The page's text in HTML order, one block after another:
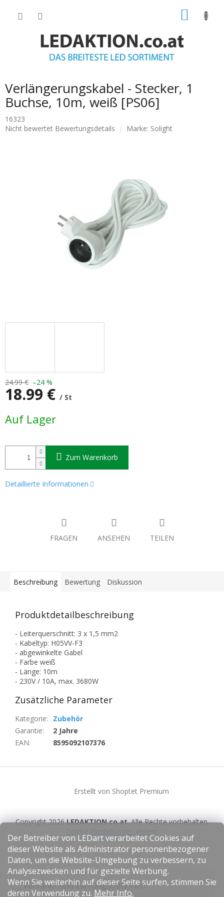
Der Betreiber von LEDart verarbeitet Cookies auf
dieser Website als Administrator personenbezogener
Daten, um die Website-Umgebung zu verbessern, zu
Analysezwecken und für gezielte Werbung.
Wenn Sie weiterhin auf dieser Seite surfen, stimmen Sie
deren Verwendung zu. Mehr Info.
Verlängerungskabel - Stecker, 1
Buchse, 10m, weiß [PS06]
16323
Die
Nicht bewertet Bewertungsdetails Marke: Solight
24.99 € –24 %
18.99 € / St
Auf Lager
Zum Warenkorb
Detaillierte Informationen
FRAGEN ANSEHEN TEILEN
Beschreibung Bewertung Diskussion
Produktdetailbeschreibung
- Leiterquerschnitt: 3 x 1,5 mm2
- Kabeltyp: H05VV-F3
- abgewinkelte Gabel
- Farbe weiß
- Länge: 10m
- 230V / 10A, max. 3680W
Zusätzliche Parameter
Kategorie:
Zubehör
Garantie:
2 Jahre
EAN: 8595092107376
F
i
Erstellt von Shoptet Premium
Copyright 2026LEDAKTION.co.at. Alle Rechte vorbehalten.
Versand- und Zahlungsoptionen